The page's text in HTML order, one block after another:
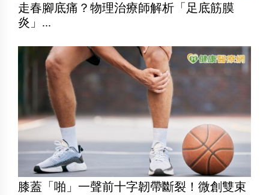
走春腳底痛？物理治療師解析「足底筋膜
炎」...
膝蓋「啪」一聲前十字韌帶斷裂！微創雙束